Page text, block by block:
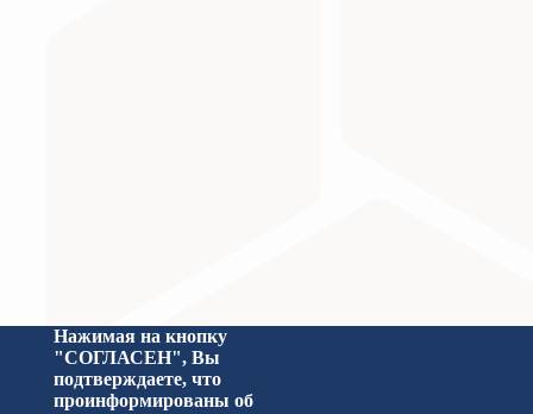
Нажимая на кнопку
"СОГЛАСЕН", Вы
подтверждаете, что
проинформированы об